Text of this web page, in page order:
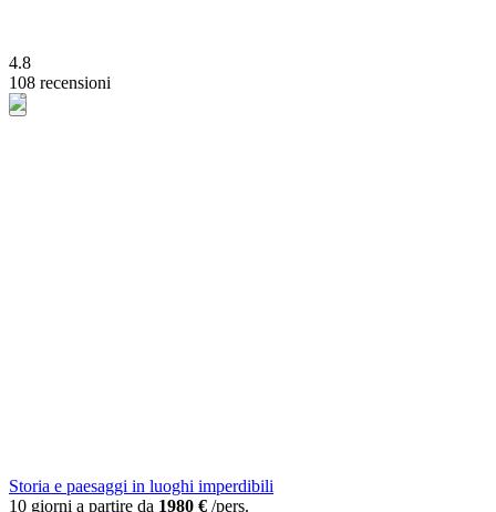
4.8
108 recensioni
Storia e paesaggi in luoghi imperdibili
10 giorni a partire da 1980 € /pers.